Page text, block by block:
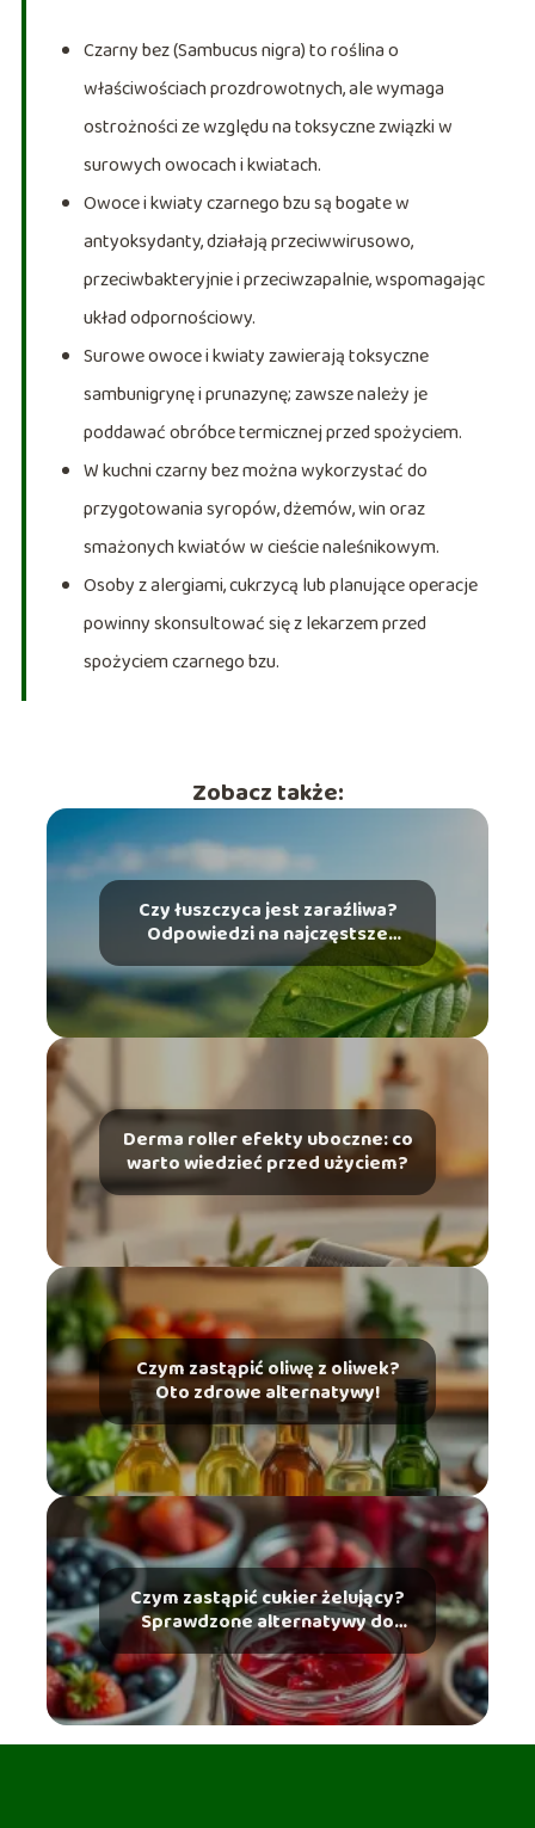
Czarny bez (Sambucus nigra) to roślina o
właściwościach prozdrowotnych, ale wymaga
ostrożności ze względu na toksyczne związki w
surowych owocach i kwiatach.
Owoce i kwiaty czarnego bzu są bogate w
antyoksydanty, działają przeciwwirusowo,
przeciwbakteryjnie i przeciwzapalnie, wspomagając
układ odpornościowy.
Surowe owoce i kwiaty zawierają toksyczne
sambunigrynę i prunazynę; zawsze należy je
poddawać obróbce termicznej przed spożyciem.
W kuchni czarny bez można wykorzystać do
przygotowania syropów, dżemów, win oraz
smażonych kwiatów w cieście naleśnikowym.
Osoby z alergiami, cukrzycą lub planujące operacje
powinny skonsultować się z lekarzem przed
spożyciem czarnego bzu.
Zobacz także:
Czy łuszczyca jest zaraźliwa?
Odpowiedzi na najczęstsze
pytania
Derma roller efekty uboczne: co
warto wiedzieć przed użyciem?
Czym zastąpić oliwę z oliwek?
Oto zdrowe alternatywy!
Czym zastąpić cukier żelujący?
Sprawdzone alternatywy do
dżemów